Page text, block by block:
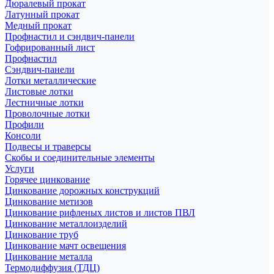
Дюралевый прокат
Латунный прокат
Медный прокат
Профнастил и сэндвич-панели
Гофрированный лист
Профнастил
Сэндвич-панели
Лотки металлические
Листовые лотки
Лестничные лотки
Проволочные лотки
Профили
Консоли
Подвесы и траверсы
Скобы и соединительные элементы
Услуги
Горячее цинкование
Цинкование дорожных конструкций
Цинкование метизов
Цинкование рифленых листов и листов ПВЛ
Цинкование металлоизделий
Цинкование труб
Цинкование мачт освещения
Цинкование металла
Термодиффузия (ТДЦ)